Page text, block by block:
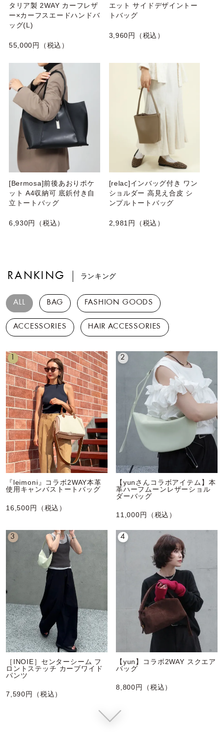
タリア製 2WAY カーフレザ
ー×カーフスエードハンドバ
ッグ(L)
55,000円（税込）
[Bermosa]前後あおりポケ
ット A4収納可 底鋲付き自
立トートバッグ
6,930円（税込）
エット サイドデザイントー
トバッグ
3,960円（税込）
[relac]インバッグ付き ワン
ショルダー 高見え合皮 シ
ンプルトートバッグ
2,981円（税込）
RANKING ランキング
ALL BAG FASHION GOODS
ACCESSORIES HAIR ACCESSORIES
1
『leimoni』コラボ2WAY本革
使用キャンバストートバッグ
16,500円（税込）
2
【yunさんコラボアイテム】本
革ハーフムーンレザーショル
ダーバッグ
11,000円（税込）
3
［INOIE］センターシーム フ
ロントステッチ カーブワイド
パンツ
7,590円（税込）
4
【yun】コラボ2WAY スクエア
バッグ
8,800円（税込）